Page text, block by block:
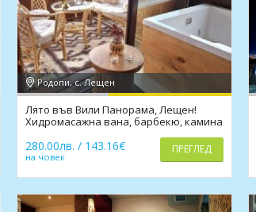
Родопи, с. Лещен
Лято във Вили Панорама, Лещен!
Хидромасажна вана, барбекю, камина
280.00лв. / 143.16€
на човек
ПРЕГЛЕД